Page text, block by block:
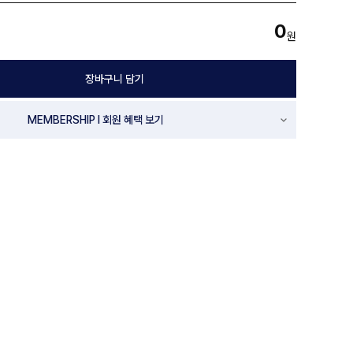
0원
장바구니 담기
MEMBERSHIP l 회원 혜택 보기